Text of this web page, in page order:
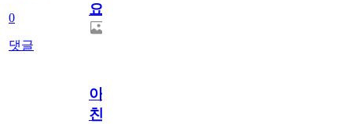
0
댓글
요.
아.
친